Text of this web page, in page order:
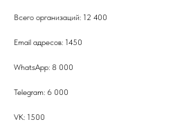
Всего организаций: 12 400
Email адресов: 1450
WhatsApp: 8 000
Telegram: 6 000
VK: 1500